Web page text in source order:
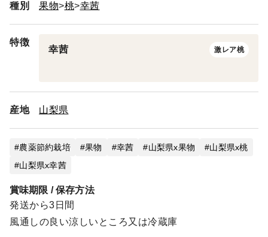
種別 果物 桃 幸茜
特徴
幸茜 激レア桃
産地 山梨県
農薬節約栽培 果物 幸茜 山梨県x果物
山梨県x桃
山梨県x幸茜
賞味期限 / 保存方法
発送から3日間
風通しの良い涼しいところ又は冷蔵庫